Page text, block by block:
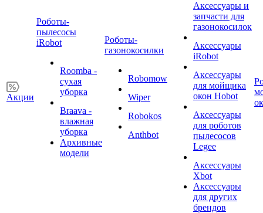
Акции
Роботы-
пылесосы
iRobot
Roomba -
сухая
уборка
Braava -
влажная
уборка
Архивные
модели
Роботы-
газонокосилки
Robomow
Wiper
Robokos
Anthbot
Аксессуары и
запчасти для
газонокосилок
Аксессуары
iRobot
Аксессуары
для мойщика
окон Hobot
Аксессуары
для роботов
пылесосов
Legee
Аксессуары
Xbot
Аксессуары
для других
брендов